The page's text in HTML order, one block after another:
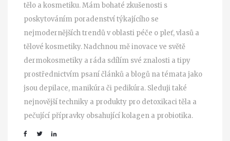
tělo a kosmetiku. Mám bohaté zkušenosti s
poskytováním poradenství týkajícího se
nejmodernějších trendů v oblasti péče o pleť, vlasů a
tělové kosmetiky. Nadchnou mě inovace ve světě
dermokosmetiky a ráda sdílím své znalosti a tipy
prostřednictvím psaní článků a blogů na témata jako
jsou depilace, manikúra či pedikúra. Sleduji také
nejnovější techniky a produkty pro detoxikaci těla a
pečující přípravky obsahující kolagen a probiotika.